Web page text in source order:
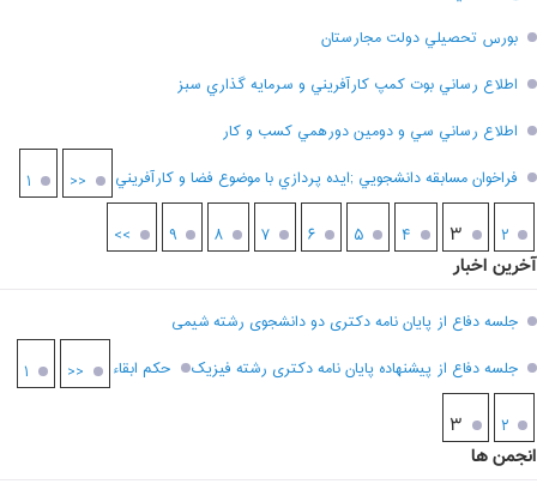
بورس تحصيلي دولت مجارستان
اطلاع رساني بوت کمپ کارآفريني و سرمايه گذاري سبز
اطلاع رساني سي و دومين دورهمي کسب و کار
فراخوان مسابقه دانشجويي ;ايده پردازي با موضوع فضا و کارآفريني
<< ۱
۲ ۳ ۴ ۵ ۶ ۷ ۸ ۹ >>
آخرین اخبار
جلسه دفاع از پایان نامه دکتری دو دانشجوی رشته شیمی
جلسه دفاع از پیشنهاده پایان نامه دکتری رشته فیزیک
حکم ابقاء << ۱
۲ ۳
انجمن ها